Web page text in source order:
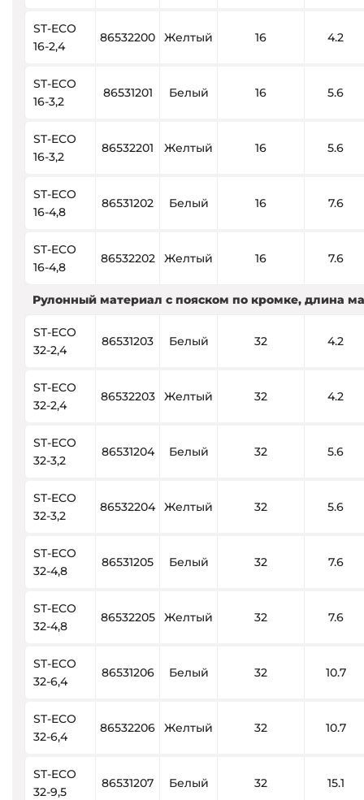
ST-ECO
16-2,4
86532200 Желтый 16 4.2
ST-ECO
16-3,2
86531201 Белый 16 5.6
ST-ECO
16-3,2
86532201 Желтый 16 5.6
ST-ECO
16-4,8
86531202 Белый 16 7.6
ST-ECO
16-4,8
86532202 Желтый 16 7.6
Рулонный материал с пояском по кромке, длина
ST-ECO
32-2,4
86531203 Белый 32 4.2
ST-ECO
32-2,4
86532203 Желтый 32 4.2
ST-ECO
32-3,2
86531204 Белый 32 5.6
ST-ECO
32-3,2
86532204 Желтый 32 5.6
ST-ECO
32-4,8
86531205 Белый 32 7.6
ST-ECO
32-4,8
86532205 Желтый 32 7.6
ST-ECO
32-6,4
86531206 Белый 32 10.7
ST-ECO
32-6,4
86532206 Желтый 32 10.7
ST-ECO
32-9,5
86531207 Белый 32 15.1